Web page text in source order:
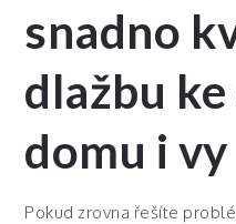
snadno
dlažbu
domu i vy
Pokud zrovna řešíte